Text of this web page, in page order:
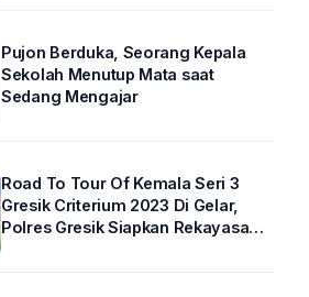
Pujon Berduka, Seorang Kepala
Sekolah Menutup Mata saat
Sedang Mengajar
Road To Tour Of Kemala Seri 3
Gresik Criterium 2023 Di Gelar,
Polres Gresik Siapkan Rekayasa